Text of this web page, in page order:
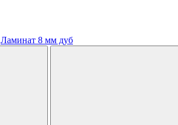
Ламинат 8 мм дуб